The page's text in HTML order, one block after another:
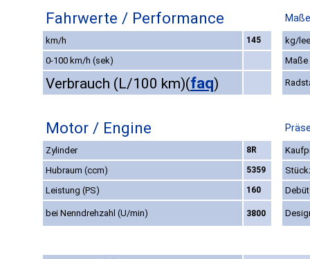
Fahrwerte / Performance
km/h 145
kg/
0-100 km/h (sek)
Maße
Verbrauch (L/100 km)(faq)
Motor / Engine
Zylinder 8R
Hubraum (ccm)
5359
Leistung (PS)
160 Debüt
bei Nenndrehzahl (U/min) 3800